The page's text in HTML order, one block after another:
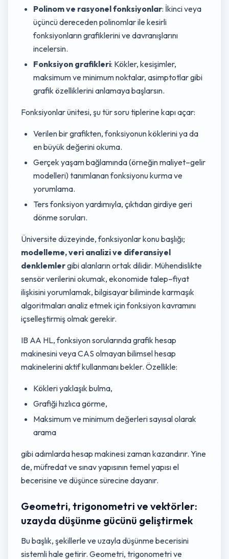
Polinom ve rasyonel fonksiyonlar: İkinci veya
üçüncü dereceden polinomlar ile kesirli
fonksiyonların grafiklerini ve davranışlarını
incelersin.
Fonksiyon grafikleri: Kökler, kesişimler,
maksimum ve minimum noktalar, asimptotlar gibi
grafik özelliklerini anlamaya başlarsın.
Fonksiyonlar ünitesi, şu tür soru tiplerine kapı açar:
Verilen bir grafikten, fonksiyonun köklerini ya da
en büyük değerini okuma.
Gerçek yaşam bağlamında (örneğin maliyet–gelir
modelleri) tanımlanan fonksiyonu kurma ve
yorumlama.
Ters fonksiyon yardımıyla, çıktıdan girdiye geri
dönme soruları.
Üniversite düzeyinde, fonksiyonlar konu başlığı;
modelleme, veri analizi ve diferansiyel
denklemlergibi alanların ortak dilidir. Mühendislikte
sensör verilerini okumak, ekonomide talep–fiyat
ilişkisini yorumlamak, bilgisayar biliminde karmaşık
algoritmaları analiz etmek için fonksiyon kavramını
içselleştirmiş olmak gerekir.
IB AA HL, fonksiyon sorularında grafik hesap
makinesini veya CAS olmayan bilimsel hesap
makinelerini aktif kullanmanı bekler. Özellikle:
Kökleri yaklaşık bulma,
Grafiği hızlıca görme,
Maksimum ve minimum değerleri sayısal olarak
arama
gibi adımlarda hesap makinesi zaman kazandırır. Yine
de, müfredat ve sınav yapısının temel yapısı el
becerisine ve düşünce sürecine dayanır.
Geometri, trigonometri ve vektörler:
uzayda düşünme gücünü geliştirmek
Bu başlık, şekillerle ve uzayla düşünme becerisini
sistemli hale getirir. Geometri, trigonometri ve